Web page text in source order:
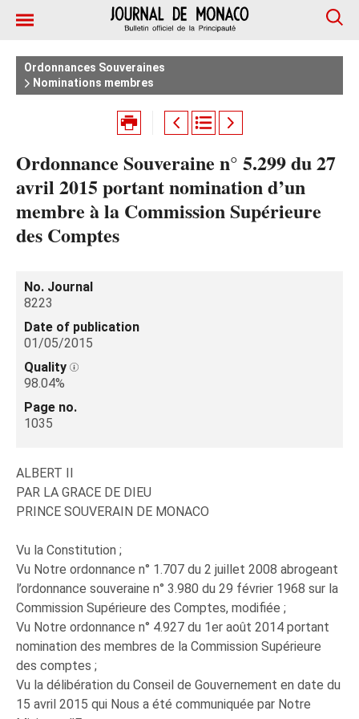
Ordonnances Souveraines
Nominations membres
Ordonnance Souveraine n° 5.299 du 27
avril 2015 portant nomination d’un
membre à la Commission Supérieure
des Comptes
No. Journal
8223
Date of publication
01/05/2015
Quality
98.04%
Page no.
1035
ALBERT II
PAR LA GRACE DE DIEU
PRINCE SOUVERAIN DE MONACO
Vu la Constitution ;
Vu Notre ordonnance n° 1.707 du 2 juillet 2008 abrogeant
l’ordonnance souveraine n° 3.980 du 29 février 1968 sur la
Commission Supérieure des Comptes, modifiée ;
Vu Notre ordonnance n° 4.927 du 1er août 2014 portant
nomination des membres de la Commission Supérieure
des comptes ;
Vu la délibération du Conseil de Gouvernement en date du
15 avril 2015 qui Nous a été communiquée par Notre